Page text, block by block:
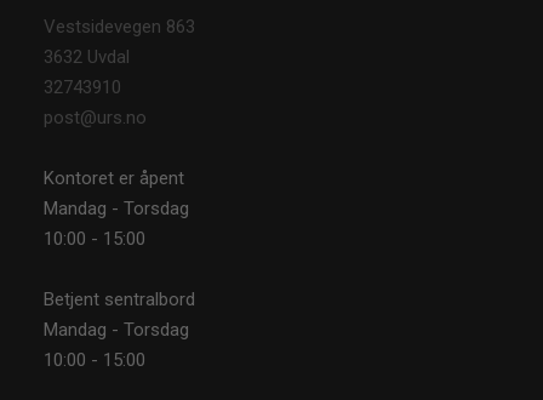
Vestsidevegen 863
3632 Uvdal
32743910
post@urs.no
Kontoret er åpent
Mandag - Torsdag
10:00 - 15:00
Betjent sentralbord
Mandag - Torsdag
10:00 - 15:00